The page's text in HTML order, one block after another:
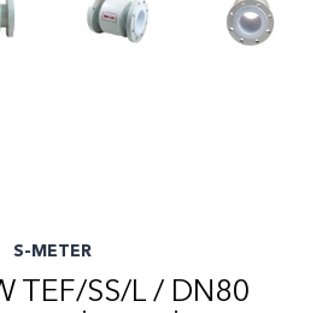
S-METER
TEF/SS/L / DN80